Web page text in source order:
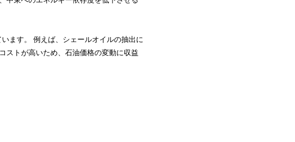
ます。 例えば、シェールオイルの抽出に
ストが高いため、石油価格の変動に収益